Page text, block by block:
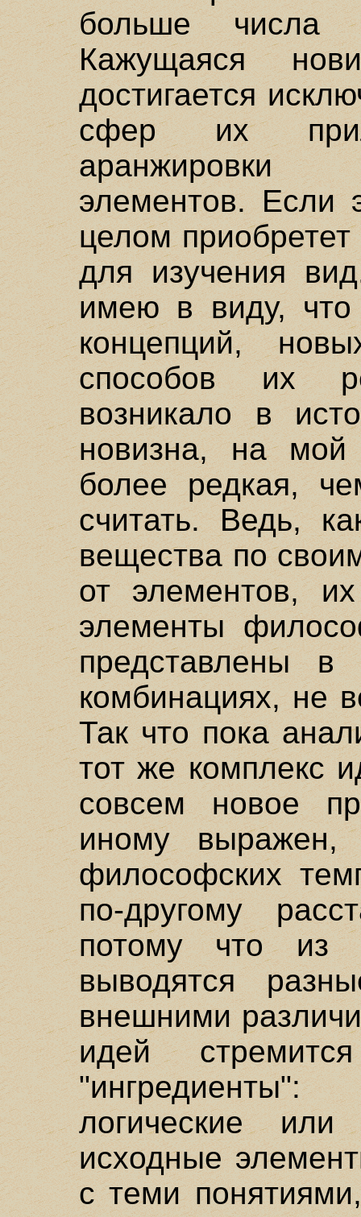
больше числа
Кажущаяся
достигается
сфер их
аранжировки
элементов. Если
целом
для изучения
имею в виду,
концепций,
способов их
возникало в
новизна, на мой
более редкая,
считать. Ведь,
вещества по
от элементов,
элементы
представлены в
комбинациях, не
Так что пока
тот же комплекс
совсем новое
иному выражен,
философских
по-другому
потому что из
выводятся
внешними
идей
"ингредиенты":
логические
исходные
с теми